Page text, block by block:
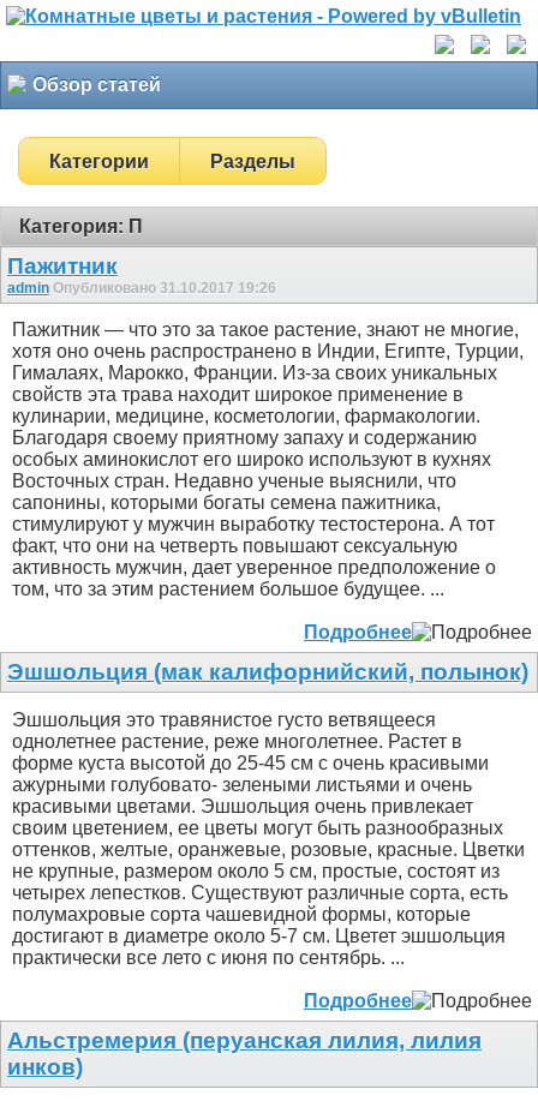
Обзор статей
Категории Разделы
Категория: П
Пажитник
admin Опубликовано 31.10.2017 19:26
Пажитник — что это за такое растение, знают не многие,
хотя оно очень распространено в Индии, Египте, Турции,
Гималаях, Марокко, Франции. Из-за своих уникальных
свойств эта трава находит широкое применение в
кулинарии, медицине, косметологии, фармакологии.
Благодаря своему приятному запаху и содержанию
особых аминокислот его широко используют в кухнях
Восточных стран. Недавно ученые выяснили, что
сапонины, которыми богаты семена пажитника,
стимулируют у мужчин выработку тестостерона. А тот
факт, что они на четверть повышают сексуальную
активность мужчин, дает уверенное предположение о
том, что за этим растением большое будущее. ...
Подробнее
Эшшольция (мак калифорнийский, полынок)
Эшшольция это травянистое густо ветвящееся
однолетнее растение, реже многолетнее. Растет в
форме куста высотой до 25-45 см с очень красивыми
ажурными голубовато- зелеными листьями и очень
красивыми цветами. Эшшольция очень привлекает
своим цветением, ее цветы могут быть разнообразных
оттенков, желтые, оранжевые, розовые, красные. Цветки
не крупные, размером около 5 см, простые, состоят из
четырех лепестков. Существуют различные сорта, есть
полумахровые сорта чашевидной формы, которые
достигают в диаметре около 5-7 см. Цветет эшшольция
практически все лето с июня по сентябрь. ...
Подробнее
Альстремерия (перуанская лилия, лилия
инков)